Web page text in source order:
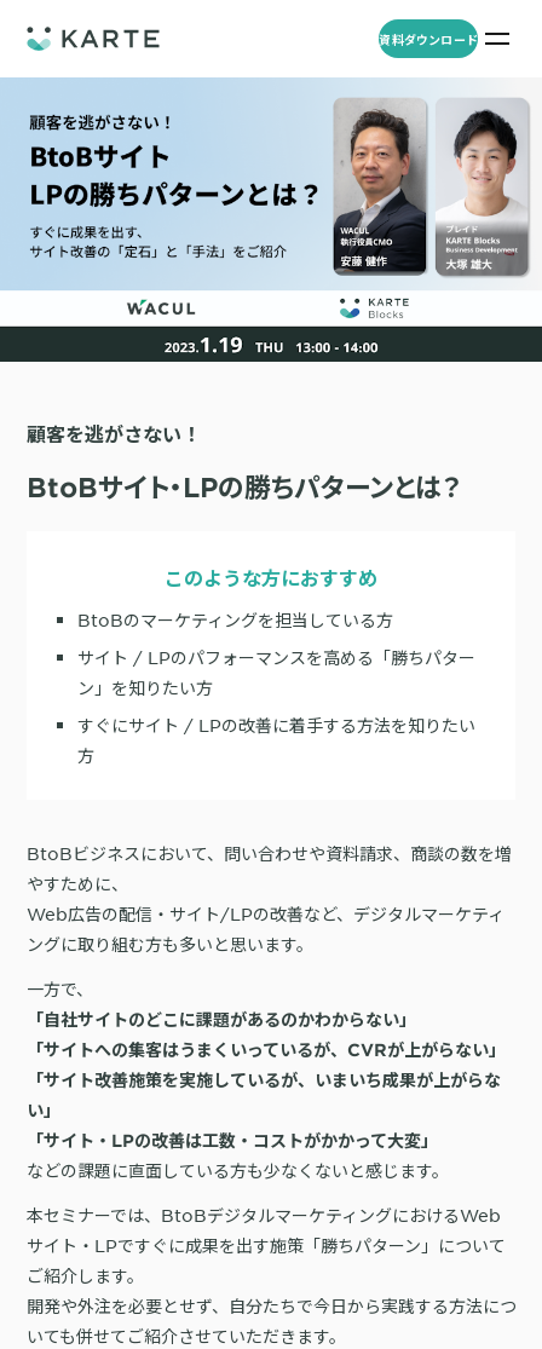
資料ダウンロード
プロダクト
プロダクト
KARTE Web
顧客理解をもとに適切なWeb接客を実施し、事業成長を実現
KARTE for App
ンゲージメント向上
メールやLINE、プッシュ通知など、顧客のシーンに合わせた1to1コ
LPOやA/Bテストによって、誰でも直感的にサイトの改善を実現
化を実現
KARTE Datahub
社内外のデータを統合・活用できる、 アクショナブルなデータ基盤
KARTE Offers
機能
Core
リアルタイムユーザー解析
バッチ解析
KARTE AI
Insight
ユーザー分析
施策分析
リアルタイムフィードバック
Action
クリエイティブ作成
シナリオテンプレート
施策設計
MA（マーケティングオートメー
マルチチャネル配信
サイト管理・改善
広告配信最適化
事例
導入企業・業界
ECサイト
金融・保険・Fintech
不動産・住宅販売
活用インタビュー
「うちの子に合う学びはどれ？」に応えるために。「進研ゼミ」のベネッ
「どうせ使いこなせない」からの脱却。丸井がKARTEで築いたリピート
顧客比率二桁増と自走文化
WOWOWはユーザー離脱という課題にどう挑んだのか？高度なコミュ
AI時代の生活文脈におけるCX/UXデザイン
BIプロダクトCodatumでの実践方法もご紹介
KARTEデータ活用のためのAI分析入門
本セミナーでは、KARTEに蓄積されたデータを起点に、AIを活用した分
析の始め方を実践的に解説します。 マーケター自身で分析からアクショ
「Codatum」を使った具体的な分析の進め方をお伝えします。
詳細を見る
【2025年版】顧客データ活用最新事例
KARTEの機能やお客様の声、活用事例を紹介しています。Webサイト/
アプリ内でのCX向上、サイト内外での顧客データ活用と事例集のセット
です。
ダウンロードする
リソース
ブログ
サポート・カスタマーサクセス
Developer Portal
よくある質問
運用支援
パートナープログラム
プロフェッショナルサービス「PLAID ALPHA」
資料ダウンロード お問い合わせ
顧客を逃がさない！
BtoBサイト・LPの勝ちパターンとは？
このような方におすすめ
BtoBのマーケティングを担当している方
サイト / LPのパフォーマンスを高める「勝ちパター
ン」を知りたい方
すぐにサイト / LPの改善に着手する方法を知りたい
方
BtoBビジネスにおいて、問い合わせや資料請求、商談の数を増
やすために、
Web広告の配信・サイト/LPの改善など、デジタルマーケティ
ングに取り組む方も多いと思います。
「自社サイトのどこに課題があるのかわからない」
「サイトへの集客はうまくいっているが、CVRが上がらない」
「サイト改善施策を実施しているが、いまいち成果が上がらな
い」
「サイト・LPの改善は工数・コストがかかって大変」
などの課題に直面している方も少なくないと感じます。
本セミナーでは、BtoBデジタルマーケティングにおけるWeb
サイト・LPですぐに成果を出す施策「勝ちパターン」について
ご紹介します。
開発や外注を必要とせず、自分たちで今日から実践する方法につ
いても併せてご紹介させていただきます。